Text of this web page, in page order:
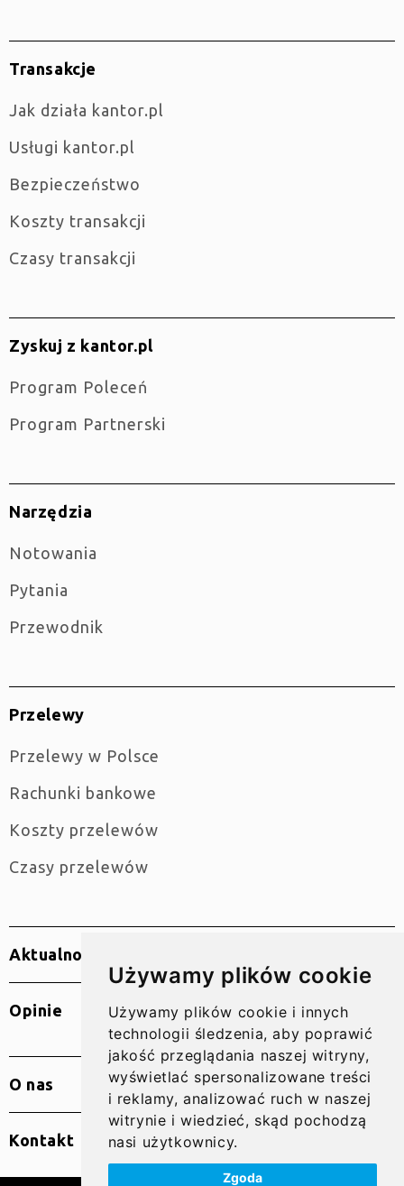
Używamy plików cookie
Używamy plików cookie i innych
technologii śledzenia, aby poprawić
jakość przeglądania naszej witryny,
wyświetlać spersonalizowane treści
i reklamy, analizować ruch w naszej
witrynie i wiedzieć, skąd pochodzą
nasi użytkownicy.
Zgoda
Transakcje
jak działa kantor.pl
Usługi kantor.pl
Bezpieczeństwo
Koszty transakcji
Czasy transakcji
Zyskuj z kantor.pl
Program Poleceń
Program Partnerski
Narzędzia
Notowania
Pytania
Przewodnik
Przelewy
Przelewy w Polsce
Rachunki bankowe
Koszty przelewów
Czasy przelewów
Aktualności
Opinie
O nas
Kontakt